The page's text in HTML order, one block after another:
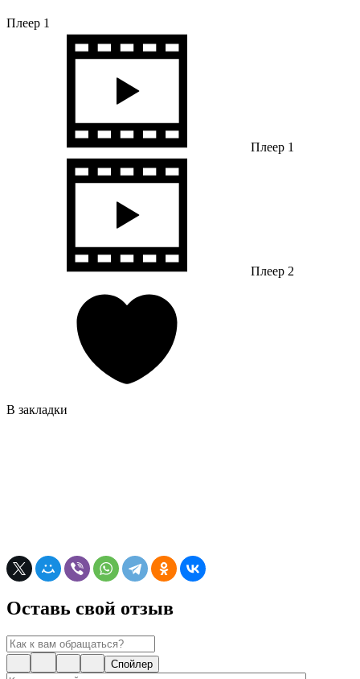
Плеер 1
Плеер 1
Плеер 2
В закладки
Оставь свой отзыв
Спойлер